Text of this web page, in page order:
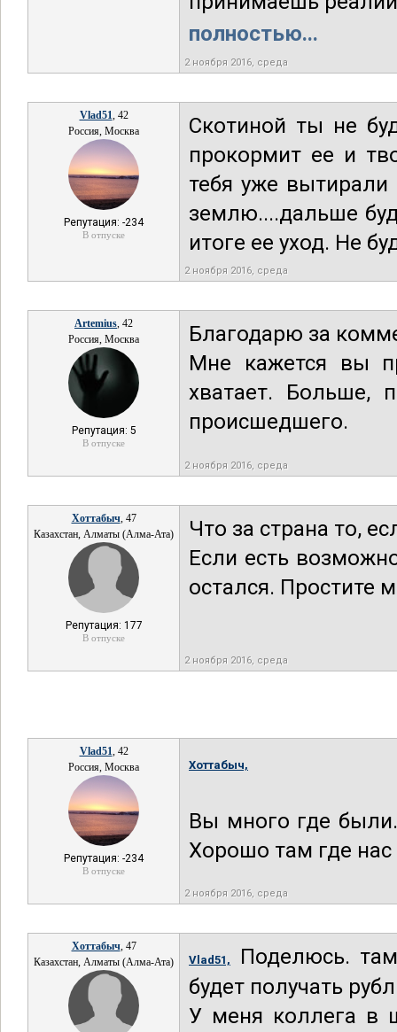
полностью...
2 ноября 2016, среда
Vlad51, 42
Россия, Москва
Репутация: -234
В отпуске
Скотиной ты не
прокормит ее и
тебя уже вытирали
землю....дальше
итоге ее уход. Не
2 ноября 2016, среда
Artemius, 42
Россия, Москва
Репутация: 5
В отпуске
Благодарю за
Мне кажется вы
хватает. Больше,
происшедшего.
2 ноября 2016, среда
Хоттабыч, 47
Казахстан, Алматы (Алма-Ата)
Репутация: 177
В отпуске
Что за страна то,
Если есть
остался. Простите
2 ноября 2016, среда
Vlad51, 42
Россия, Москва
Репутация: -234
В отпуске
Хоттабыч,
Вы много где
Хорошо там где нас
2 ноября 2016, среда
Хоттабыч, 47
Казахстан, Алматы (Алма-Ата)
Vlad51,
Поделюсь.
будет получать
У меня коллега в